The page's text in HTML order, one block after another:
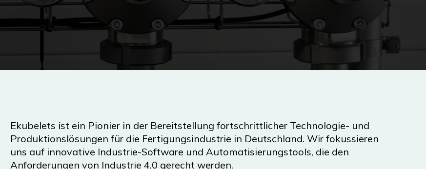
Ekubelets ist ein Pionier in der Bereitstellung fortschrittlicher Technologie- und
Produktionslösungen für die Fertigungsindustrie in Deutschland. Wir fokussieren
uns auf innovative Industrie-Software und Automatisierungstools, die den
Anforderungen von Industrie 4.0 gerecht werden.